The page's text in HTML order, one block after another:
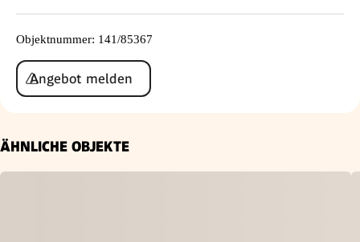
Objektnummer: 141/85367
Angebot melden
ÄHNLICHE OBJEKTE